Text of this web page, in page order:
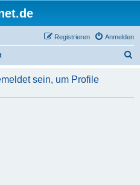
Anmelden
Registrieren
h
sein, um Profile